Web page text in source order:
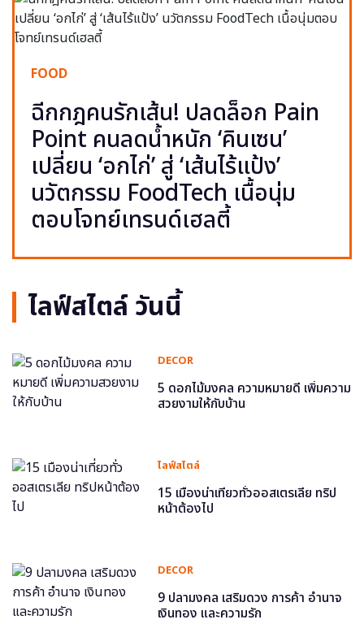
FOOD
ฉีกกฎคนรักเส้น! ปลดล็อก Pain
Point คนลดน้ำหนัก ‘คินเซน’
เปลี่ยน ‘อกไก่’ สู่ ‘เส้นไร้แป้ง’
นวัตกรรม FoodTech เนื้อนุ่ม
ตอบโจทย์เทรนด์เฮลตี้
ไลฟ์สไตล์ วันนี้
DECOR
5 ดอกไม้มงคล ความหมายดี เพิ่มความ
สวยงามให้กับบ้าน
ไลฟ์สไตล์
15 เมืองน่าเที่ยวทั่วออสเตรเลีย ทริป
หน้าต้องไป
DECOR
9 ปลามงคล เสริมดวง การค้า อำนาจ
เงินทอง และความรัก